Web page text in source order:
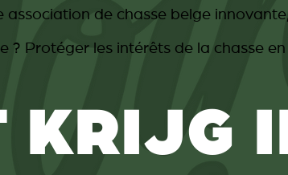
association de chasse belge
? Protéger les intérêts de la chasse
KRIJG